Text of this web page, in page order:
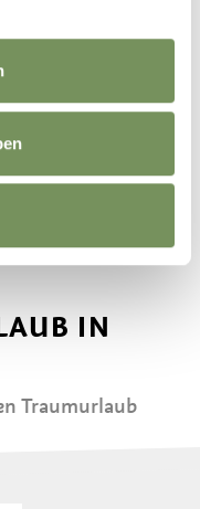
IN
Traumurlaub